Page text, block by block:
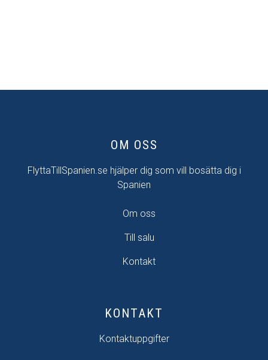
OM OSS
FlyttaTillSpanien.se hjälper dig som vill bosätta dig i
Spanien
Om oss
Till salu
Kontakt
KONTAKT
Kontaktuppgifter